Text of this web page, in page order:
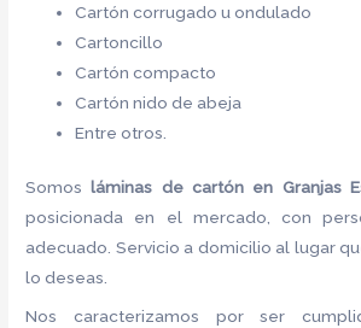
Cartón corrugado u ondulado
Cartoncillo
Cartón compacto
Cartón nido de abeja
Entre otros.
Somos láminas de cartón en Granjas
posicionada en el mercado, con
adecuado. Servicio a domicilio al lugar
lo deseas.
Nos caracterizamos por ser